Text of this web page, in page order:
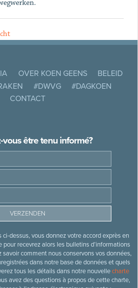
OVER KOEN GEENS
BELEID
#DWVG
#DAGKOEN
CONTACT
vous être tenu informé?
dessus, vous donnez votre accord exprès en
recevrez alors les bulletins d’informations
savoir comment nous conservons vos données,
dans notre base de données et quels
tous les détails dans notre nouvellecharte
avez des questions à propos de cette charte,